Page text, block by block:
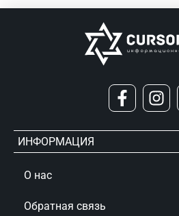
ИНФОРМАЦИЯ
О нас
Обратная связь